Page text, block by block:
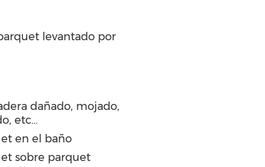
levantado por
dañado, mojado,
etc…
en el baño
sobre parquet